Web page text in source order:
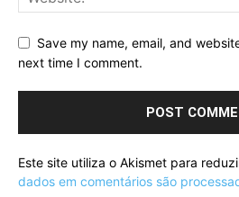
Save my name, email, and
next time I comment.
Este site utiliza o Akismet para
dados em comentários são